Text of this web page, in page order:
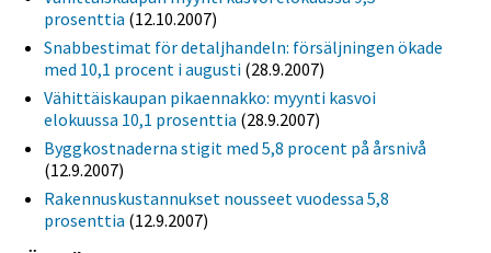
prosenttia (12.10.2007)
Snabbestimat för detaljhandeln: försäljningen ökade
med 10,1 procent i augusti (28.9.2007)
Vähittäiskaupan pikaennakko: myynti kasvoi
elokuussa 10,1 prosenttia (28.9.2007)
Byggkostnaderna stigit med 5,8 procent på årsnivå
(12.9.2007)
Rakennuskustannukset nousseet vuodessa 5,8
prosenttia (12.9.2007)